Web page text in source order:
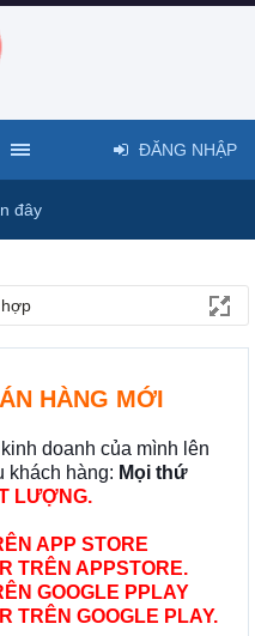
HÀNG MỚI
doanh của mình lên
khách hàng: Mọi thứ
LƯỢNG.
APP STORE
TRÊN APPSTORE.
GOOGLE PPLAY
TRÊN GOOGLE PLAY.
đây
ĐĂNG NHẬP